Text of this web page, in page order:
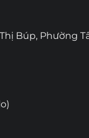
Búp, Phường